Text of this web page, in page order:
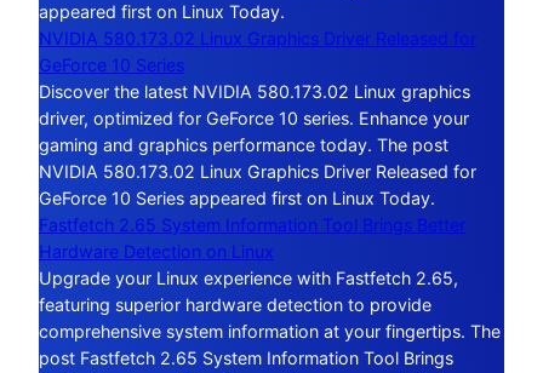
appeared first on Linux Today.
NVIDIA 580.173.02 Linux Graphics Driver Released for
GeForce 10 Series
Discover the latest NVIDIA 580.173.02 Linux graphics
driver, optimized for GeForce 10 series. Enhance your
gaming and graphics performance today. The post
NVIDIA 580.173.02 Linux Graphics Driver Released for
GeForce 10 Series appeared first on Linux Today.
Fastfetch 2.65 System Information Tool Brings Better
Hardware Detection on Linux
Upgrade your Linux experience with Fastfetch 2.65,
featuring superior hardware detection to provide
comprehensive system information at your fingertips. The
post Fastfetch 2.65 System Information Tool Brings